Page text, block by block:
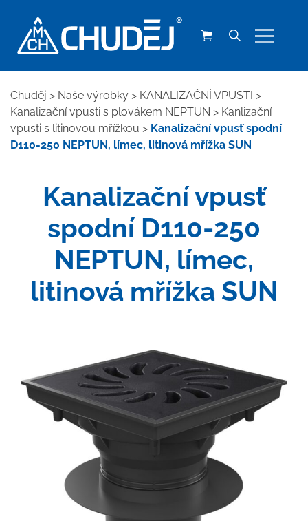
Chuděj > Naše výrobky > KANALIZAČNÍ VPUSTI >
Kanalizační vpusti s plovákem NEPTUN > Kanlizační
vpusti s litinovou mřížkou > Kanalizační vpusť spodní
D110-250 NEPTUN, límec, litinová mřížka SUN
Kanalizační vpusť
spodní D110-250
NEPTUN, límec,
litinová mřížka SUN